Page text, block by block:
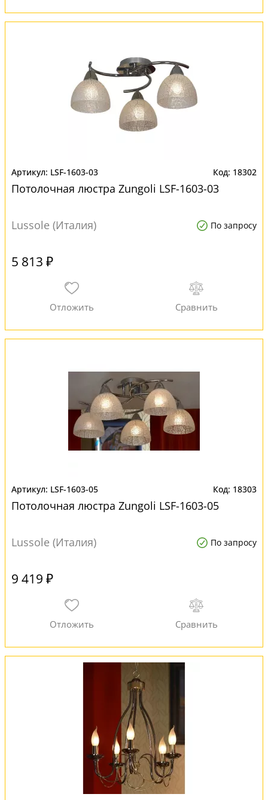
LSF-1603-03 18302
Потолочная люстра Zungoli LSF-1603-03
Lussole (Италия) По запросу
5 813 ₽
LSF-1603-05 18303
Потолочная люстра Zungoli LSF-1603-05
Lussole (Италия) По запросу
9 419 ₽